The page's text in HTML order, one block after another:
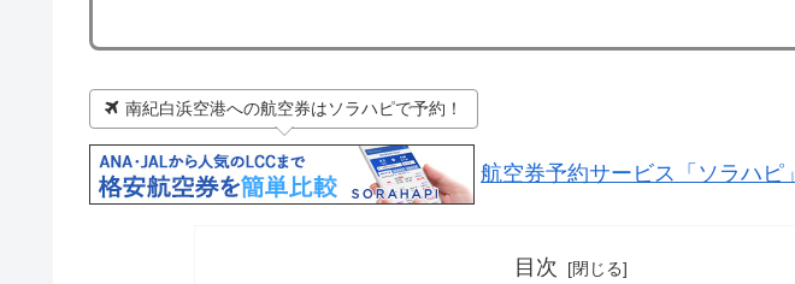
南紀白浜空港への航空券はソラハピで予約！
航空券予約サービス「ソラハピ」
目次